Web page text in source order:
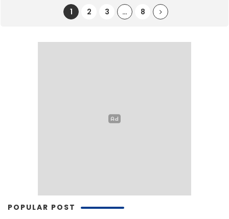
1 2 3 … 8
POPULAR POST